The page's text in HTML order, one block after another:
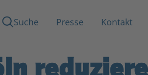
Suche Presse Kontakt